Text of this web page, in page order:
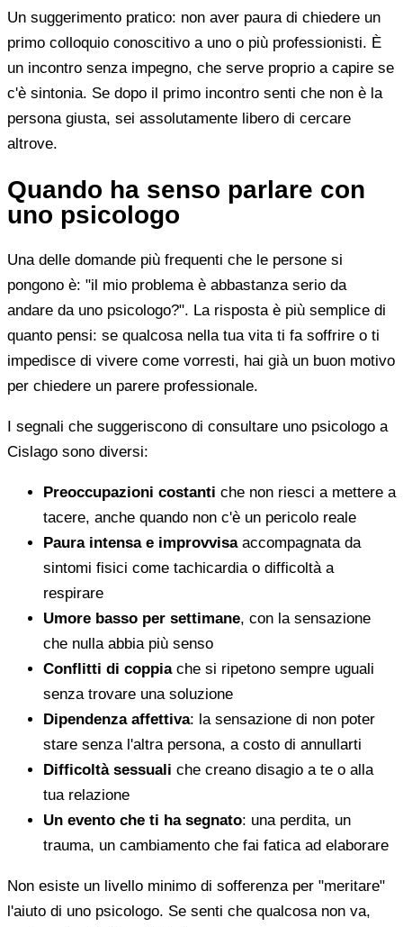
Un suggerimento pratico: non aver paura di chiedere un
primo colloquio conoscitivo a uno o più professionisti. È
un incontro senza impegno, che serve proprio a capire se
c'è sintonia. Se dopo il primo incontro senti che non è la
persona giusta, sei assolutamente libero di cercare
altrove.
Quando ha senso parlare con
uno psicologo
Una delle domande più frequenti che le persone si
pongono è: "il mio problema è abbastanza serio da
andare da uno psicologo?". La risposta è più semplice di
quanto pensi: se qualcosa nella tua vita ti fa soffrire o ti
impedisce di vivere come vorresti, hai già un buon motivo
per chiedere un parere professionale.
I segnali che suggeriscono di consultare uno psicologo a
Cislago sono diversi:
Preoccupazioni costanti che non riesci a mettere a
tacere, anche quando non c'è un pericolo reale
Paura intensa e improvvisaaccompagnata da
sintomi fisici come tachicardia o difficoltà a
respirare
Umore basso per settimane, con la sensazione
che nulla abbia più senso
Conflitti di coppiache si ripetono sempre uguali
senza trovare una soluzione
Dipendenza affettiva: la sensazione di non poter
stare senza l'altra persona, a costo di annullarti
Difficoltà sessuali che creano disagio a te o alla
tua relazione
Un evento che ti ha segnato: una perdita, un
trauma, un cambiamento che fai fatica ad elaborare
Non esiste un livello minimo di sofferenza per "meritare"
l'aiuto di uno psicologo. Se senti che qualcosa non va,